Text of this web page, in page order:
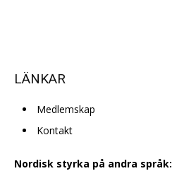
LÄNKAR
Medlemskap
Kontakt
Nordisk styrka på andra språk: